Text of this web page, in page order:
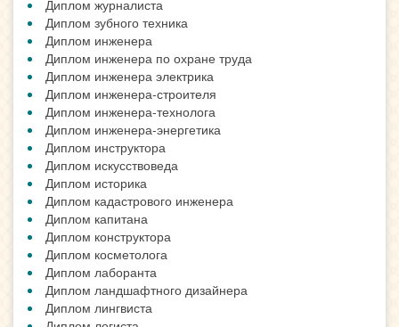
Диплом журналиста
Диплом зубного техника
Диплом инженера
Диплом инженера по охране труда
Диплом инженера электрика
Диплом инженера-строителя
Диплом инженера-технолога
Диплом инженера-энергетика
Диплом инструктора
Диплом искусствоведа
Диплом историка
Диплом кадастрового инженера
Диплом капитана
Диплом конструктора
Диплом косметолога
Диплом лаборанта
Диплом ландшафтного дизайнера
Диплом лингвиста